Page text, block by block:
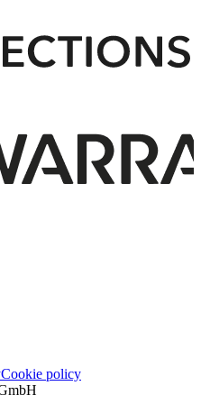
Cookie policy